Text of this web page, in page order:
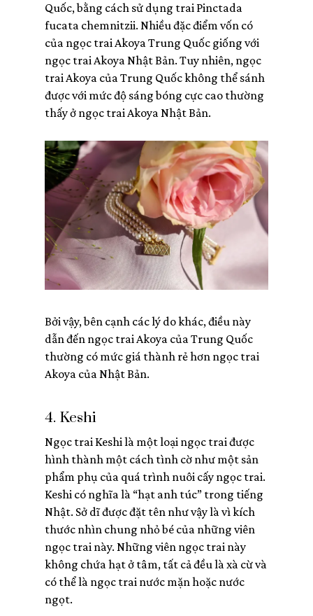
Quốc, bằng cách sử dụng trai Pinctada
fucata chemnitzii. Nhiều đặc điểm vốn có
của ngọc trai Akoya Trung Quốc giống với
ngọc trai Akoya Nhật Bản. Tuy nhiên, ngọc
trai Akoya của Trung Quốc không thể sánh
được với mức độ sáng bóng cực cao thường
thấy ở ngọc trai Akoya Nhật Bản.
Bởi vậy, bên cạnh các lý do khác, điều này
dẫn đến ngọc trai Akoya của Trung Quốc
thường có mức giá thành rẻ hơn ngọc trai
Akoya của Nhật Bản.
4. Keshi
Ngọc trai Keshi là một loại ngọc trai được
hình thành một cách tình cờ như một sản
phẩm phụ của quá trình nuôi cấy ngọc trai.
Keshi có nghĩa là “hạt anh túc” trong tiếng
Nhật. Sở dĩ được đặt tên như vậy là vì kích
thước nhìn chung nhỏ bé của những viên
ngọc trai này. Những viên ngọc trai này
không chứa hạt ở tâm, tất cả đều là xà cừ và
có thể là ngọc trai nước mặn hoặc nước
ngọt.